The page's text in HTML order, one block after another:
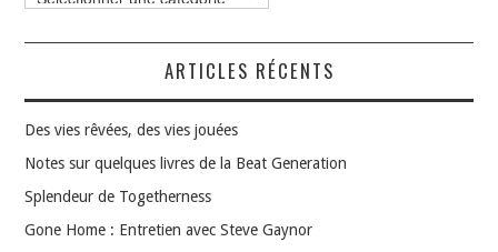
ARTICLES RÉCENTS
Des vies rêvées, des vies jouées
Notes sur quelques livres de la Beat Generation
Splendeur de Togetherness
Gone Home : Entretien avec Steve Gaynor